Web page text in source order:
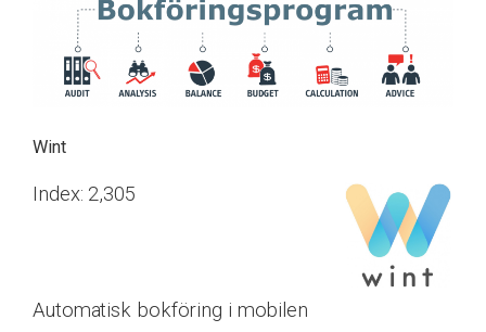
Wint
Index: 2,305
Automatisk bokföring i mobilen